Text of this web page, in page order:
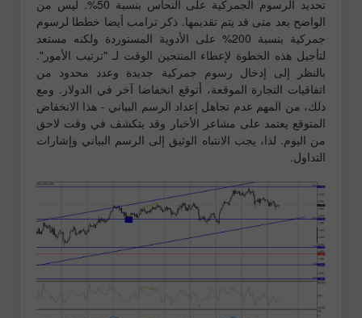
تحديد الرسوم الجمركية على النحاس بنسبة 50%. ليس من
الواضح بعد متى قد يتم تقديمها. ذكر ترامب أيضا خططا لرسوم
جمركية بنسبة 200% على الأدوية المستوردة ولكنه مستعد
لتأجيل هذه الخطوة لإعطاء المنتجين الوقت لـ "ترتيب الأمور".
بالنظر إلى إدخال رسوم جمركية جديدة وعدد محدود من
اتفاقيات التجارة الموقعة، أتوقع انخفاضا آخر في الدولار. ومع
ذلك، من المهم عدم تجاهل إعداد الرسم البياني - هذا الانخفاض
المتوقع يعتمد على مشاعر الأخبار وقد يتكشف في وقت لاحق
من اليوم. لذا، يجب الانتباه الوثيق إلى الرسم البياني وإشارات
التداول.